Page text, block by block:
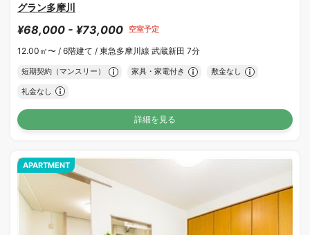
グラン多摩川
¥68,000 - ¥73,000 空室予定
12.00㎡〜 / 6階建て / 東急多摩川線 武蔵新田 7分
短期契約（マンスリー） 家具・家電付き 敷金なし
礼金なし
詳細を見る
APARTMENT